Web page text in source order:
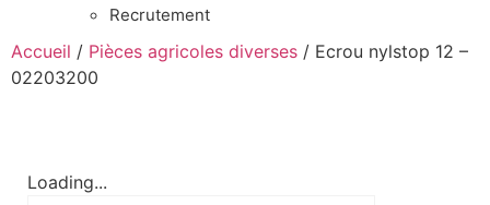
Recrutement
Accueil / Pièces agricoles diverses / Ecrou nylstop 12 –
02203200
Loading...